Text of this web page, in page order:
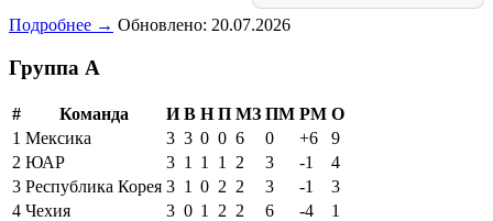
Подробнее → Обновлено: 20.07.2026
Группа A
# Команда И В Н П МЗ ПМ РМ О
1 Мексика 3 3 0 0 6 0 +6
9
2 ЮАР 3 1 1 1 2 3 -1
4
3 Республика Корея 3 1 0 2 2 3 -1
3
4 Чехия 3 0 1 2 2 6 -4
1